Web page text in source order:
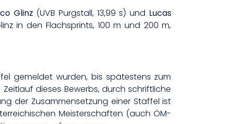
Glinz (UVB Purgstall, 13,99 s) und Lucas
in den Flachsprints, 100 m und 200 m,
gemeldet wurden, bis spätestens zum
dieses Bewerbs, durch schriftliche
der Zusammensetzung einer Staffel ist
Meisterschaften (auch ÖM-